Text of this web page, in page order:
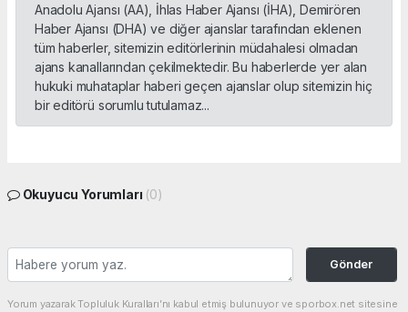
Anadolu Ajansı (AA), İhlas Haber Ajansı (İHA), Demirören
Haber Ajansı (DHA) ve diğer ajanslar tarafından eklenen
tüm haberler, sitemizin editörlerinin müdahalesi olmadan
ajans kanallarından çekilmektedir. Bu haberlerde yer alan
hukuki muhataplar haberi geçen ajanslar olup sitemizin hiç
bir editörü sorumlu tutulamaz...
Okuyucu Yorumları (0)
Gönder
Yorum yazarak Topluluk Kuralları’nı kabul etmiş bulunuyor ve sporbox.net sitesine